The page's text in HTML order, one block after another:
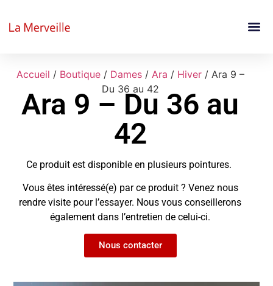
Accueil / Boutique/ Dames/ Ara / Hiver/ Ara 9 –
Du 36 au 42
Ara 9 – Du 36 au
42
Ce produit est disponible en plusieurs pointures.
Vous êtes intéressé(e) par ce produit ? Venez nous
rendre visite pour l’essayer. Nous vous conseillerons
également dans l’entretien de celui-ci.
Nous contacter